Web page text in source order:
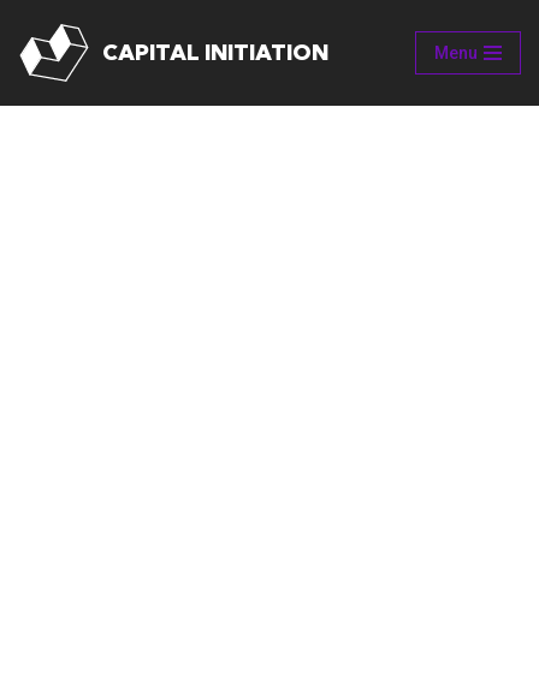
Aller
CAPITAL INITIATION Menu